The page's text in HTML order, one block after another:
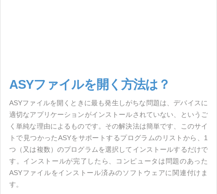
ASYファイルを開く方法は？
ASYファイルを開くときに最も発生しがちな問題は、デバイスに
適切なアプリケーションがインストールされていない、というご
く単純な理由によるものです。その解決法は簡単です、このサイ
トで見つかったASYをサポートするプログラムのリストから、1
つ（又は複数）のプログラムを選択してインストールするだけで
す。インストールが完了したら、コンピュータは問題のあった
ASYファイルをインストール済みのソフトウェアに関連付けま
す。